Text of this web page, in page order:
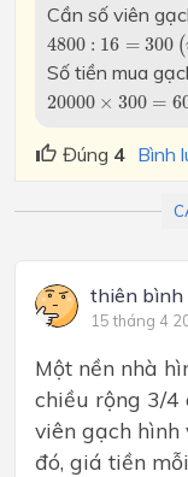
Cần số viên
4800 : 16 = 300 (
4800 16 300( v
Số tiền mua
20000 × 300 =
20000 300
Đúng 4 Bình
thiên bình
15 tháng 4
Một nền nhà
chiều rộng 3/4
viên gạch hình
đó, giá tiền